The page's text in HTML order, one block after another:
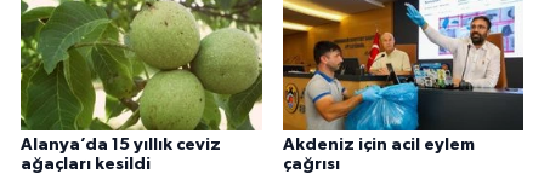
Alanya’da 15 yıllık ceviz
ağaçları kesildi
Akdeniz için acil eylem
çağrısı